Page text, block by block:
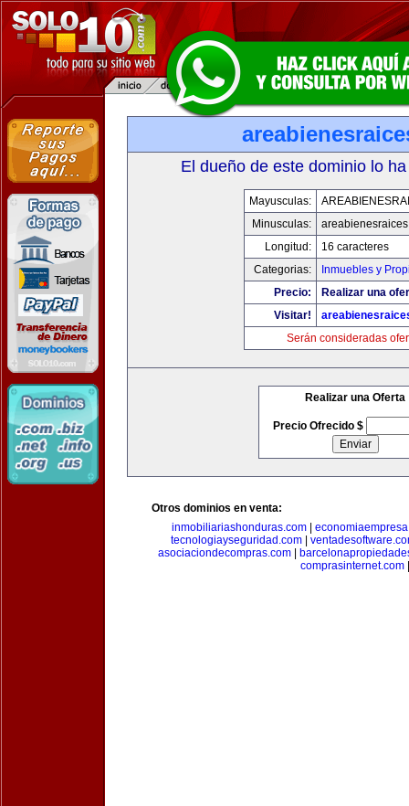
El dueño de este dominio lo
Mayusculas:
Minusculas:
Longitud:
16 caracteres
Categorias:
Inmuebles y
Precio:
Realizar una
Visitar!
Serán consideradas
Realizar una Oferta
Precio Ofrecido $
Otros dominios en venta:
inmobiliariashonduras.com
tecnologiayseguridad.com|
asociaciondecompras.com|
comprasinternet.com